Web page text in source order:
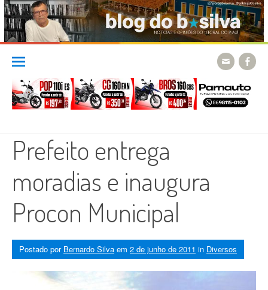
Skip
content
Prefeito entrega
moradias e inaugura
Procon Municipal
Postado por Bernardo Silva em 2 de junho de 2011 in Diversos